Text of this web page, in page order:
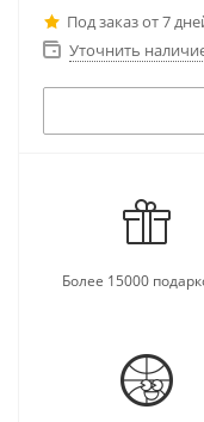
спорт!Под заказ от 7
Уточнить
Более 15000